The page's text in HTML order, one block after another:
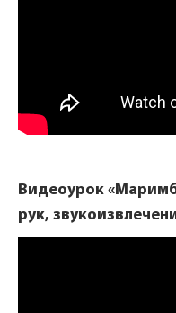
Видеоурок
рук,